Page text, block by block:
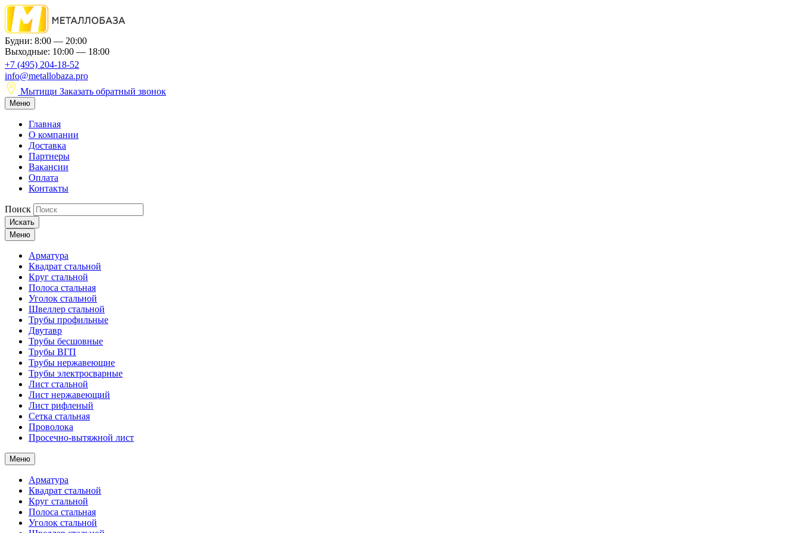
Будни: 8:00 — 20:00
Выходные: 10:00 — 18:00
+7 (495) 204-18-52
info@metallobaza.pro
Мытищи Заказать обратный звонок
Меню
Главная
О компании
Доставка
Партнеры
Вакансии
Оплата
Контакты
Поиск
Искать
Меню
Арматура
Квадрат стальной
Круг стальной
Полоса стальная
Уголок стальной
Швеллер стальной
Трубы профильные
Двутавр
Трубы бесшовные
Трубы ВГП
Трубы нержавеющие
Трубы электросварные
Лист стальной
Лист нержавеющий
Лист рифленый
Сетка стальная
Проволока
Просечно-вытяжной лист
Меню
Арматура
Квадрат стальной
Круг стальной
Полоса стальная
Уголок стальной